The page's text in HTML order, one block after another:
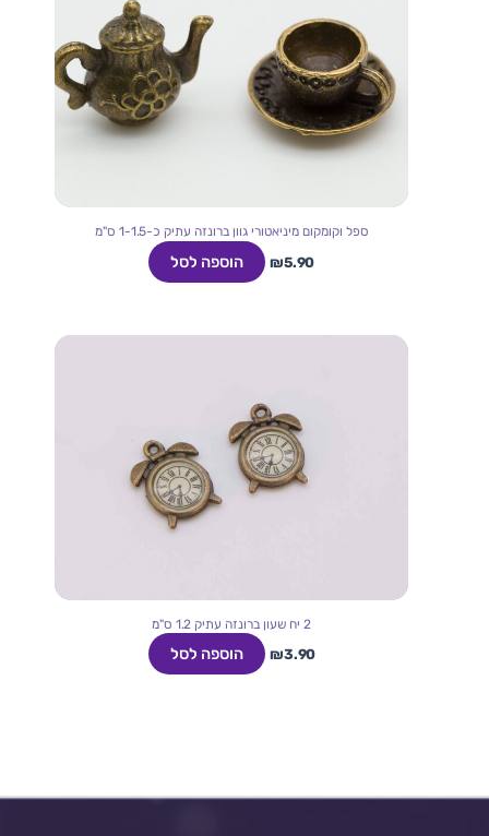
ספל וקומקום מיניאטורי גוון ברונזה עתיק כ-1-1.5 ס"מ
₪5.90 הוספה לסל
2 יח שעון ברונזה עתיק 1.2 ס"מ
₪3.90 הוספה לסל